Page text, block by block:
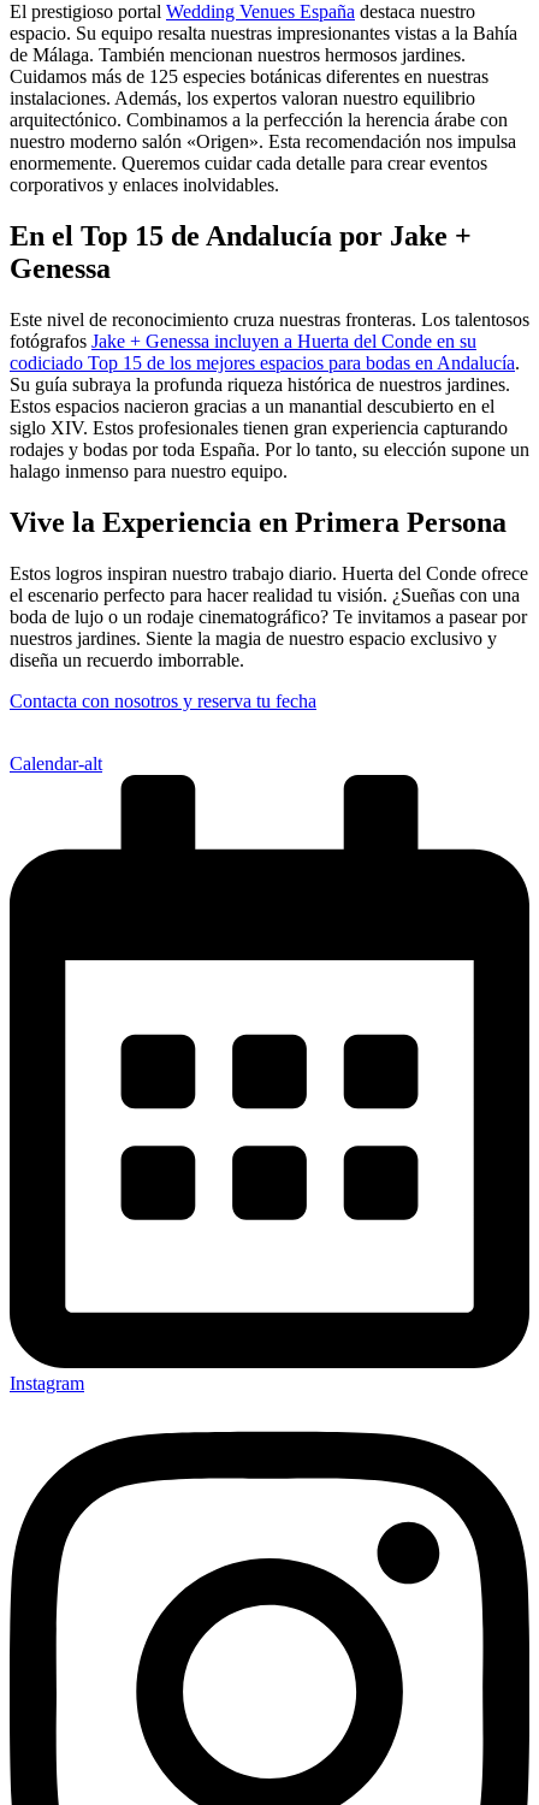
El prestigioso portal Wedding Venues España destaca nuestro
espacio. Su equipo resalta nuestras impresionantes vistas a la Bahía
de Málaga. También mencionan nuestros hermosos jardines.
Cuidamos más de 125 especies botánicas diferentes en nuestras
instalaciones. Además, los expertos valoran nuestro equilibrio
arquitectónico. Combinamos a la perfección la herencia árabe con
nuestro moderno salón «Origen». Esta recomendación nos impulsa
enormemente. Queremos cuidar cada detalle para crear eventos
corporativos y enlaces inolvidables.
En el Top 15 de Andalucía por Jake +
Genessa
Este nivel de reconocimiento cruza nuestras fronteras. Los talentosos
fotógrafos Jake + Genessa incluyen a Huerta del Conde en su
codiciado Top 15 de los mejores espacios para bodas en Andalucía.
Su guía subraya la profunda riqueza histórica de nuestros jardines.
Estos espacios nacieron gracias a un manantial descubierto en el
siglo XIV. Estos profesionales tienen gran experiencia capturando
rodajes y bodas por toda España. Por lo tanto, su elección supone un
halago inmenso para nuestro equipo.
Vive la Experiencia en Primera Persona
Estos logros inspiran nuestro trabajo diario. Huerta del Conde ofrece
el escenario perfecto para hacer realidad tu visión. ¿Sueñas con una
boda de lujo o un rodaje cinematográfico? Te invitamos a pasear por
nuestros jardines. Siente la magia de nuestro espacio exclusivo y
diseña un recuerdo imborrable.
Contacta con nosotros y reserva tu fecha
Calendar-alt
Instagram